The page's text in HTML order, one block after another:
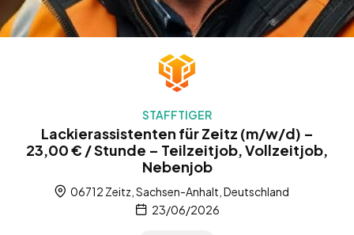
STAFFTIGER
Lackierassistenten für Zeitz (m/w/d) –
23,00 € / Stunde – Teilzeitjob, Vollzeitjob,
Nebenjob
06712 Zeitz, Sachsen-Anhalt, Deutschland
23/06/2026